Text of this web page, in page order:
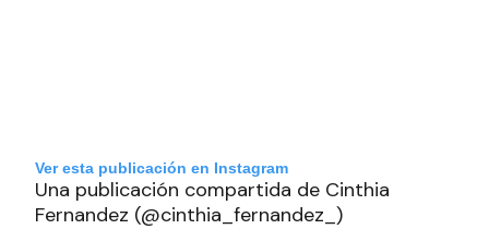
Ver esta publicación en Instagram
Una publicación compartida de Cinthia
Fernandez (@cinthia_fernandez_)